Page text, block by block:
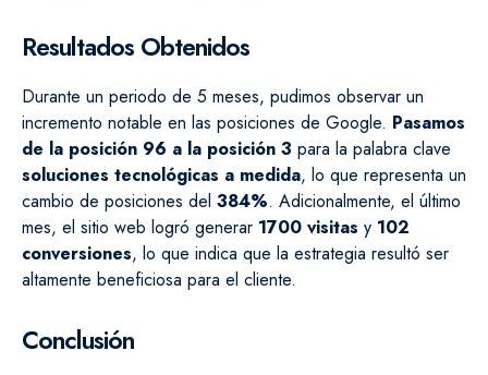
Resultados Obtenidos
Durante un periodo de 5 meses, pudimos observar un
incremento notable en las posiciones de Google. Pasamos
de la posición 96 a la posición 3 para la palabra clave
soluciones tecnológicas a medida, lo que representa un
cambio de posiciones del 384%. Adicionalmente, el último
mes, el sitio web logró generar 1700 visitas y 102
conversiones, lo que indica que la estrategia resultó ser
altamente beneficiosa para el cliente.
Conclusión